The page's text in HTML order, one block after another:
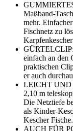
Maßband-
mehr.
Fischnetz zu
GÜRTELCLIP:
einfach an den
praktischen
er auch
LEICHT UND
2,10 m
Die Netztiefe
als Kinder-
Kescher Fische.
AUCH FÜR